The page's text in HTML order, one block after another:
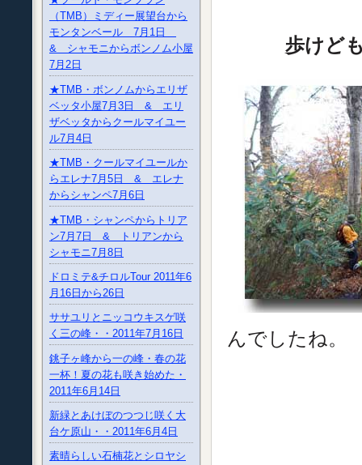
（TMB）ミディー展望台から
モンタンベール 7月1日
& シャモニからボンノム小屋
7月2日
★TMB・ボンノムからエリザ
ベッタ小屋7月3日 & エリ
ザベッタからクールマイユー
ル7月4日
★TMB・クールマイユールか
らエレナ7月5日 & エレナ
からシャンペ7月6日
★TMB・シャンペからトリア
ン7月7日 & トリアンから
シャモニ7月8日
ドロミテ&チロルTour 2011年6
月16日から26日
ササユリとニッコウキスゲ咲
く三の峰・・2011年7月16日
銚子ヶ峰から一の峰・春の花
一杯！夏の花も咲き始めた・
2011年6月14日
新緑とあけぼのつつじ咲く大
台ケ原山・・2011年6月4日
素晴らしい石楠花とシロヤシ
歩けど
んでしたね。